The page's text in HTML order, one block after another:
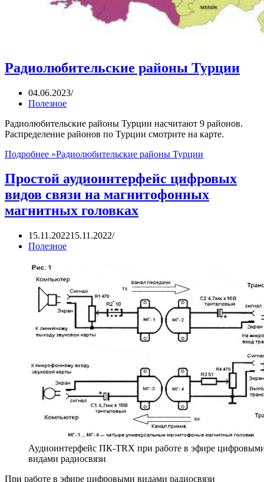
Радиолюбительские районы Турции
04.06.2023
Полезное
Радиолюбительские районы Турции насчитают 9 районов.
Распределение районов по Турции смотрите на карте.
Подробнее »Радиолюбительские районы Турции
Простой аудиоинтерфейс цифровых
видов связи на магнитофонных
магнитных головках
15.11.202215.11.2022
Полезное
Аудиоинтерфейс ПК-TRX при работе в эфире
видами радиосвязи
При работе в эфире цифровыми видами радиосвязи